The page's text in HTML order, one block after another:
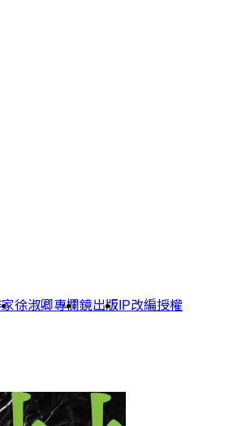
徐淑卿專欄鏡出版 IP改編授權